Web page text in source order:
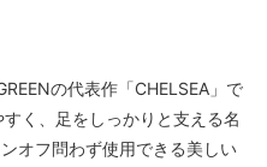
の代表作「CHELSEA」で
く、足をしっかりと支える名
オフ問わず使用できる美しい